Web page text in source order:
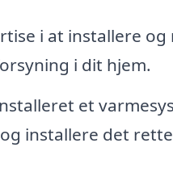
i at installere
i dit hjem.
et
installere det